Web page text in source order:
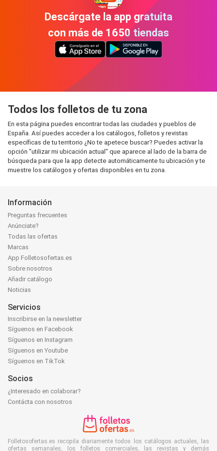
Descárgate la app gratuita
con más de 1650 tiendas
Todos los folletos de tu zona
En esta página puedes encontrar todas las ciudades y pueblos de
España. Así puedes acceder a los catálogos, folletos y revistas
específicas de tu territorio ¿No te apetece buscar? Puedes activar la
opción "utilizar mi ubicación actual" que aparece al lado de la barra de
búsqueda para que la app detecte automáticamente tu ubicación y te
muestre los catálogos y ofertas disponibles en tu zona.
Información
Preguntas frecuentes
Anúnciate?
Todas las ofertas
Marcas
App Folletosofertas.es
Sobre nosotros
Añadir catálogo
Noticias
Servicios
Inscribirse en la newsletter
Síguenos en Facebook
Síguenos en Instagram
Síguenos en Youtube
Síguenos en TikTok
Socios
¿Interesado en colaborar?
Contácta con nosotros
Folletosofertas.es recopila diariamente todos los catálogos actuales, las
ofertas semanales, los folletos comerciales, las revistas y demás